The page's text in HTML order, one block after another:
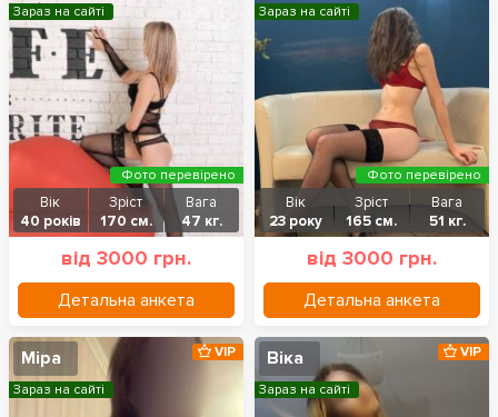
Вік
40 років
Зріст
170 см.
Вага
47 кг.
від 3000 грн.
Детальна анкета
Зараз на сайті
Фото перевірено
Вік
23 року
Зріст
165 см.
Вага
51 кг.
від 3000 грн.
Детальна анкета
Зараз на сайті
Фото перевірено
Міра VIP
Зараз на сайті
Віка VIP
Зараз на сайті